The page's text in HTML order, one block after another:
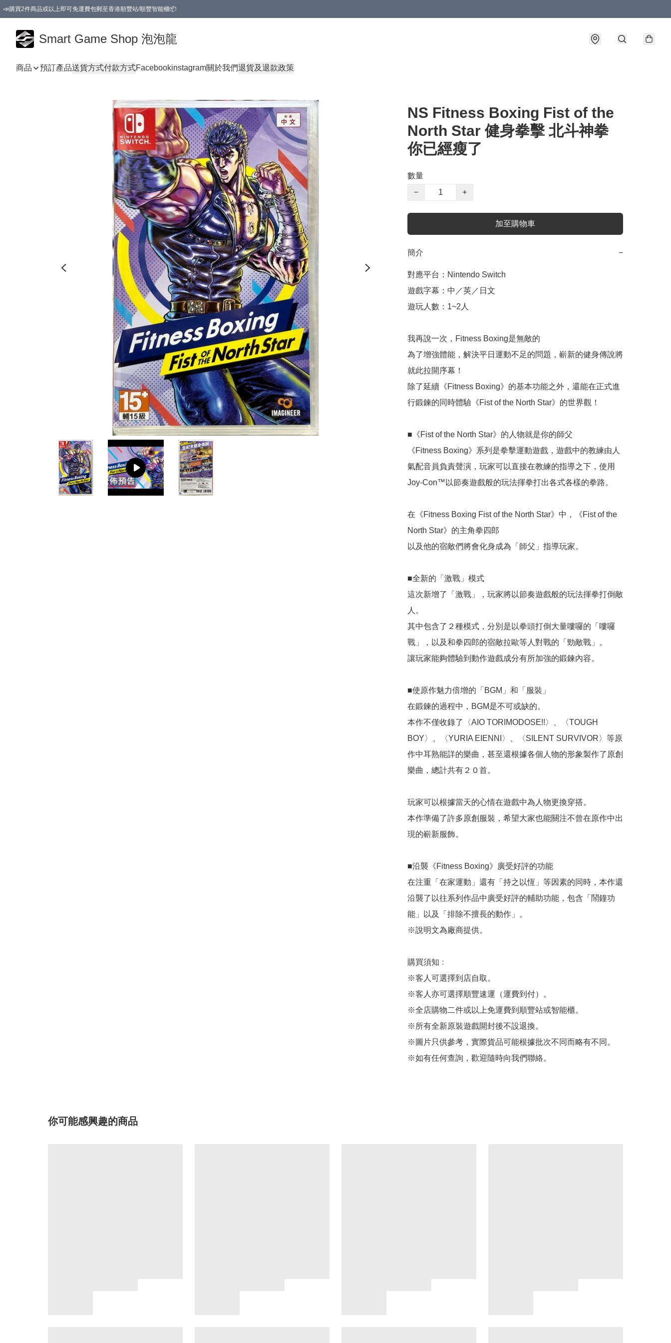
📣購買2件商品或以上即可免運費包郵至香港順豐站/順豐智能櫃📦
Smart Game Shop 泡泡龍
商品 預訂產品送貨方式付款方式Facebookinstagram關於我們退貨及退款政策
NS Fitness Boxing Fist of the
North Star 健身拳擊 北斗神拳
你已經瘦了
數量
−
+
加至購物車
簡介 −
對應平台：Nintendo Switch
遊戲字幕：中／英／日文
遊玩人數：1~2人
我再說一次，Fitness Boxing是無敵的
為了增強體能，解決平日運動不足的問題，嶄新的健身傳說將
就此拉開序幕！
除了延續《Fitness Boxing》的基本功能之外，還能在正式進
行鍛鍊的同時體驗《Fist of the North Star》的世界觀！
■《Fist of the North Star》的人物就是你的師父
《Fitness Boxing》系列是拳擊運動遊戲，遊戲中的教練由人
氣配音員負責聲演，玩家可以直接在教練的指導之下，使用
Joy-Con™以節奏遊戲般的玩法揮拳打出各式各樣的拳路。
在《Fitness Boxing Fist of the North Star》中，《Fist of the
North Star》的主角拳四郎
以及他的宿敵們將會化身成為「師父」指導玩家。
■全新的「激戰」模式
這次新增了「激戰」，玩家將以節奏遊戲般的玩法揮拳打倒敵
人。
其中包含了２種模式，分別是以拳頭打倒大量嘍囉的「嘍囉
戰」，以及和拳四郎的宿敵拉歐等人對戰的「勁敵戰」。
讓玩家能夠體驗到動作遊戲成分有所加強的鍛鍊內容。
■使原作魅力倍增的「BGM」和「服裝」
在鍛鍊的過程中，BGM是不可或缺的。
本作不僅收錄了〈AIO TORIMODOSE!!〉、〈TOUGH
BOY〉、〈YURIA EIENNI〉、〈SILENT SURVIVOR〉等原
作中耳熟能詳的樂曲，甚至還根據各個人物的形象製作了原創
樂曲，總計共有２０首。
玩家可以根據當天的心情在遊戲中為人物更換穿搭。
本作準備了許多原創服裝，希望大家也能關注不曾在原作中出
現的嶄新服飾。
■沿襲《Fitness Boxing》廣受好評的功能
在注重「在家運動」還有「持之以恆」等因素的同時，本作還
沿襲了以往系列作品中廣受好評的輔助功能，包含「鬧鐘功
能」以及「排除不擅長的動作」。
※說明文為廠商提供。
購買須知﹕
※客人可選擇到店自取。
※客人亦可選擇順豐速運（運費到付）。
※全店購物二件或以上免運費到順豐站或智能櫃。
※所有全新原裝遊戲開封後不設退換。
※圖片只供參考，實際貨品可能根據批次不同而略有不同。
※如有任何查詢，歡迎隨時向我們聯絡。
你可能感興趣的商品